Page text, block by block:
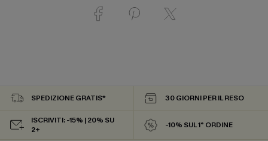
SPEDIZIONE GRATIS* 30 GIORNI PER IL RESO
ISCRIVITI: -15% | 20% SU
2+
-10% SUL 1° ORDINE